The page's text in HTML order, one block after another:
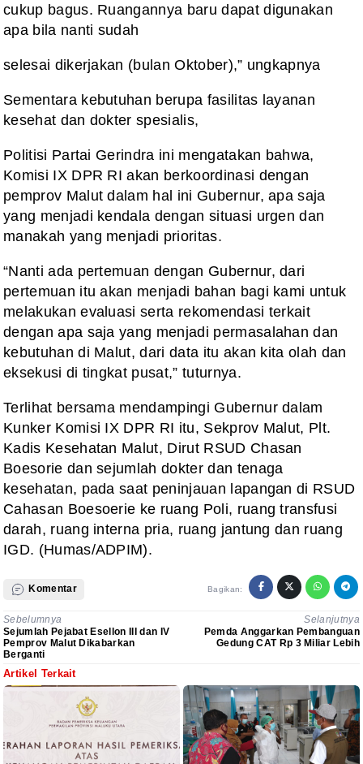
cukup bagus. Ruangannya baru dapat digunakan
apa bila nanti sudah
selesai dikerjakan (bulan Oktober),” ungkapnya
Sementara kebutuhan berupa fasilitas layanan
kesehat dan dokter spesialis,
Politisi Partai Gerindra ini mengatakan bahwa,
Komisi IX DPR RI akan berkoordinasi dengan
pemprov Malut dalam hal ini Gubernur, apa saja
yang menjadi kendala dengan situasi urgen dan
manakah yang menjadi prioritas.
“Nanti ada pertemuan dengan Gubernur, dari
pertemuan itu akan menjadi bahan bagi kami untuk
melakukan evaluasi serta rekomendasi terkait
dengan apa saja yang menjadi permasalahan dan
kebutuhan di Malut, dari data itu akan kita olah dan
eksekusi di tingkat pusat,” tuturnya.
Terlihat bersama mendampingi Gubernur dalam
Kunker Komisi IX DPR RI itu, Sekprov Malut, Plt.
Kadis Kesehatan Malut, Dirut RSUD Chasan
Boesorie dan sejumlah dokter dan tenaga
kesehatan, pada saat peninjauan lapangan di RSUD
Cahasan Boesoerie ke ruang Poli, ruang transfusi
darah, ruang interna pria, ruang jantung dan ruang
IGD. (Humas/ADPIM).
Komentar Bagikan:
Sebelumnya
Sejumlah Pejabat Esellon III dan IV
Pemprov Malut Dikabarkan
Berganti
Selanjutnya
Pemda Anggarkan Pembanguan
Gedung CAT Rp 3 Miliar Lebih
Artikel Terkait